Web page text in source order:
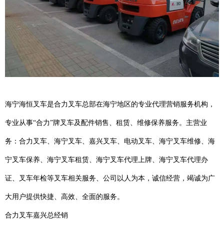
海宁海恒叉车是合力叉车总部在海宁地区的专业代理营销服务机构，
专业从事“合力”牌叉车及配件销售、租赁、维修保养服务。主营业
务：合力叉车、海宁叉车、嘉兴叉车、电动叉车、海宁叉车维修、海
宁叉车保养、海宁叉车租赁、海宁叉车代理上牌、海宁叉车代理办
证、叉车年检等叉车相关服务、公司以人为本，诚信经营，竭诚为广
大用户提供快捷、高效、全面的服务。
合力叉车嘉兴总经销